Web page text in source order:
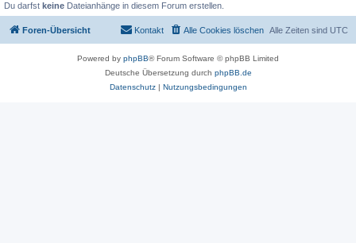
Du darfst keine Dateianhänge in diesem Forum erstellen.
Foren-Übersicht Alle Zeiten sind UTC
Alle Cookies löschen
Kontakt
Powered by phpBB® Forum Software © phpBB Limited
Deutsche Übersetzung durch phpBB.de
Datenschutz| Nutzungsbedingungen